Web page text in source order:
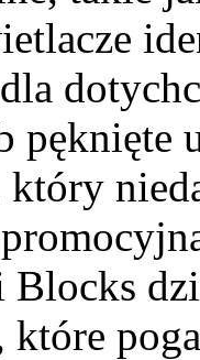
pęknięte
które